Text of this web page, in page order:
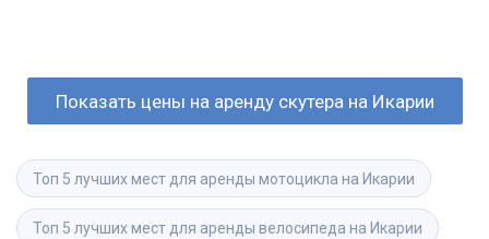
Показать цены на аренду скутера на Икарии
Топ 5 лучших мест для аренды мотоцикла на Икарии
Топ 5 лучших мест для аренды велосипеда на Икарии